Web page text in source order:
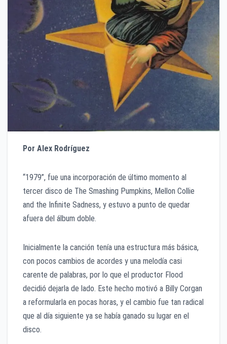
Por Alex Rodríguez
“1979”, fue una incorporación de último momento al
tercer disco de The Smashing Pumpkins, Mellon Collie
and the Infinite Sadness, y estuvo a punto de quedar
afuera del álbum doble.
Inicialmente la canción tenía una estructura más básica,
con pocos cambios de acordes y una melodía casi
carente de palabras, por lo que el productor Flood
decidió dejarla de lado. Este hecho motivó a Billy Corgan
a reformularla en pocas horas, y el cambio fue tan radical
que al día siguiente ya se había ganado su lugar en el
disco.